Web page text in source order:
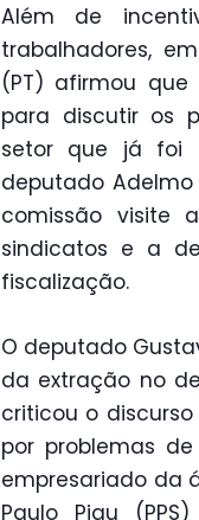
Além de
trabalhadores,
(PT) afirmou
para discutir os
setor que já foi
deputado
comissão visite
sindicatos e a
fiscalização.
O deputado
da extração no
criticou o
por problemas
empresariado da
Paulo Piau